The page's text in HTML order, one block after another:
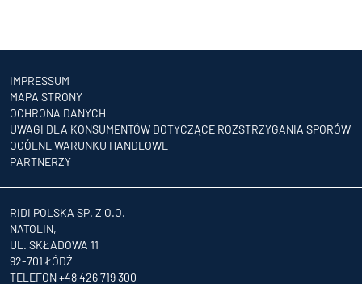
IMPRESSUM
MAPA STRONY
OCHRONA DANYCH
UWAGI DLA KONSUMENTÓW DOTYCZĄCE ROZSTRZYGANIA SPORÓW
OGÓLNE WARUNKU HANDLOWE
PARTNERZY
RIDI POLSKA SP. Z O.O.
NATOLIN,
UL. SKŁADOWA 11
92-701 ŁÓDŹ
TELEFON +48 426 719 300